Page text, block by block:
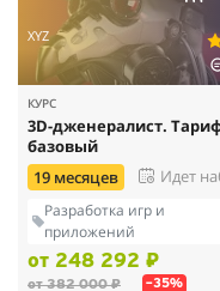
XYZ
КУРС
3D-дженералист.
базовый
19 месяцев
Идет
Разработка игр и
приложений
от 248 292 ₽
от 382 000 ₽ –35%